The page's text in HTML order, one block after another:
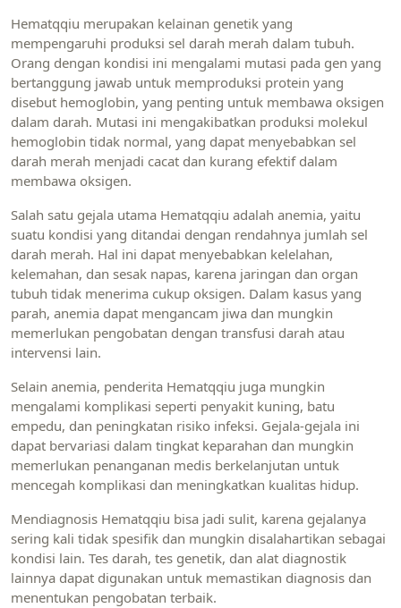
Hematqqiu merupakan kelainan genetik yang
mempengaruhi produksi sel darah merah dalam tubuh.
Orang dengan kondisi ini mengalami mutasi pada gen yang
bertanggung jawab untuk memproduksi protein yang
disebut hemoglobin, yang penting untuk membawa oksigen
dalam darah. Mutasi ini mengakibatkan produksi molekul
hemoglobin tidak normal, yang dapat menyebabkan sel
darah merah menjadi cacat dan kurang efektif dalam
membawa oksigen.
Salah satu gejala utama Hematqqiu adalah anemia, yaitu
suatu kondisi yang ditandai dengan rendahnya jumlah sel
darah merah. Hal ini dapat menyebabkan kelelahan,
kelemahan, dan sesak napas, karena jaringan dan organ
tubuh tidak menerima cukup oksigen. Dalam kasus yang
parah, anemia dapat mengancam jiwa dan mungkin
memerlukan pengobatan dengan transfusi darah atau
intervensi lain.
Selain anemia, penderita Hematqqiu juga mungkin
mengalami komplikasi seperti penyakit kuning, batu
empedu, dan peningkatan risiko infeksi. Gejala-gejala ini
dapat bervariasi dalam tingkat keparahan dan mungkin
memerlukan penanganan medis berkelanjutan untuk
mencegah komplikasi dan meningkatkan kualitas hidup.
Mendiagnosis Hematqqiu bisa jadi sulit, karena gejalanya
sering kali tidak spesifik dan mungkin disalahartikan sebagai
kondisi lain. Tes darah, tes genetik, dan alat diagnostik
lainnya dapat digunakan untuk memastikan diagnosis dan
menentukan pengobatan terbaik.